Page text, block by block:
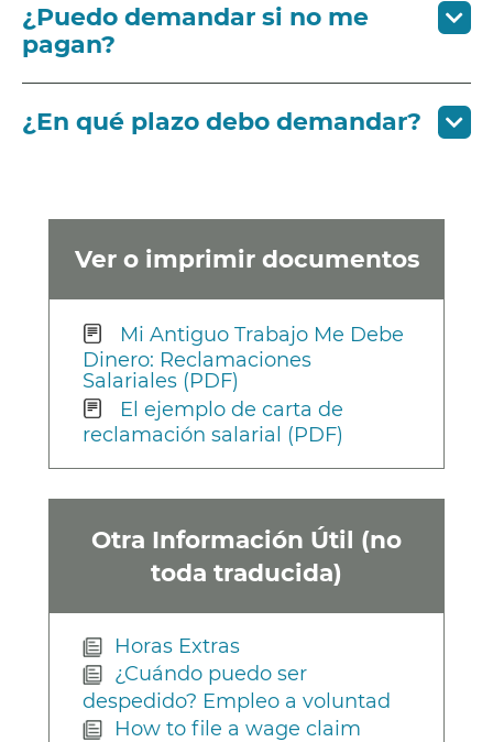
Ver o imprimir documentos
Mi Antiguo Trabajo Me Debe
Dinero: Reclamaciones
Salariales (PDF)
El ejemplo de carta de
reclamación salarial (PDF)
Otra Información Útil (no
toda traducida)
Horas Extras
¿Cuándo puedo ser
despedido? Empleo a voluntad
How to file a wage claim
¿Puedo demandar si no me
pagan?
¿En qué plazo debo demandar?